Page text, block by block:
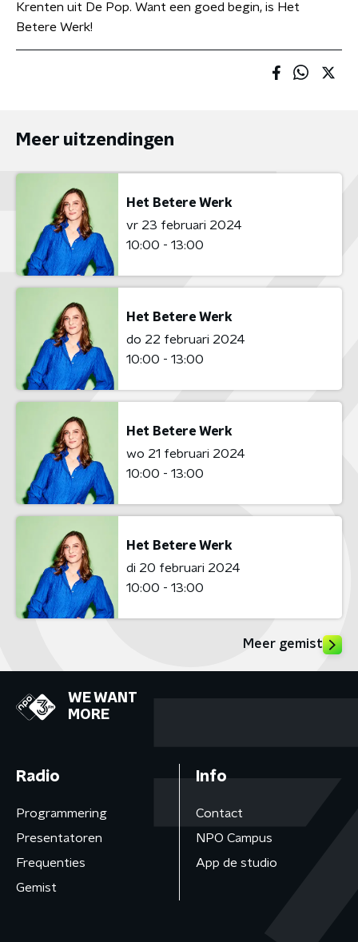
Krenten uit De Pop. Want een goed begin, is Het
Betere Werk!
Meer uitzendingen
Het Betere Werk
vr 23 februari 2024
10:00 - 13:00
Het Betere Werk
do 22 februari 2024
10:00 - 13:00
Het Betere Werk
wo 21 februari 2024
10:00 - 13:00
Het Betere Werk
di 20 februari 2024
10:00 - 13:00
Meer gemist
WE WANT
MORE
Radio
Programmering
Presentatoren
Frequenties
Gemist
Info
Contact
NPO Campus
App de studio